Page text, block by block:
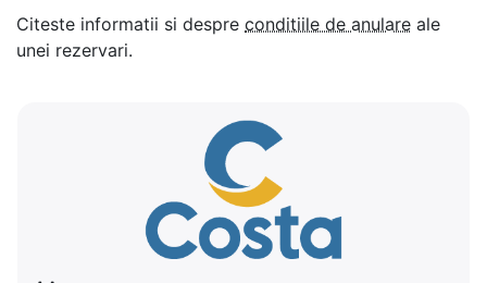
Citeste informatii si despre conditiile de anulare ale
unei rezervari.